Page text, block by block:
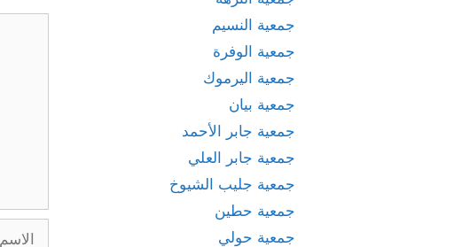
الاسم
جمعية النسيم
جمعية الوفرة
جمعية اليرموك
جمعية بيان
جمعية جابر الأحمد
جمعية جابر العلي
جمعية جليب الشيوخ
جمعية حطين
جمعية حولي